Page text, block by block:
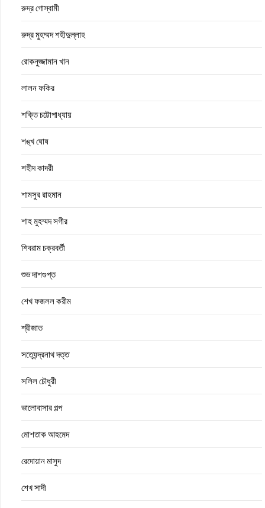
রুদ্র গোস্বামী
রুদ্র মুহম্মদ শহীদুল্লাহ
রোকনুজ্জামান খান
লালন ফকির
শক্তি চট্টোপাধ্যায়
শঙ্খ ঘোষ
শহীদ কাদরী
শামসুর রাহমান
শাহ মুহম্মদ সগীর
শিবরাম চক্রবর্তী
শুভ দাশগুপ্ত
শেখ ফজলল করীম
শ্রীজাত
সত্যেন্দ্রনাথ দত্ত
সলিল চৌধুরী
ভালোবাসার গল্প
মোশতাক আহমেদ
রেদোয়ান মাসুদ
শেখ সাদী